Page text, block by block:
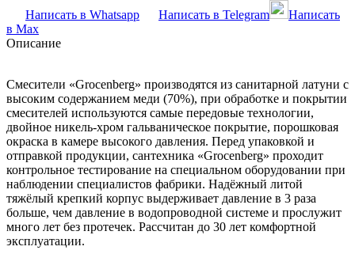
Написать в Whatsapp
Написать в Telegram
Написать
в Max
Описание
Смесители «Grocenberg» производятся из санитарной латуни с
высоким содержанием меди (70%), при обработке и покрытии
смесителей используются самые передовые технологии,
двойное никель-хром гальваническое покрытие, порошковая
окраска в камере высокого давления. Перед упаковкой и
отправкой продукции, сантехника «Grocenberg» проходит
контрольное тестирование на специальном оборудовании при
наблюдении специалистов фабрики. Надёжный литой
тяжёлый крепкий корпус выдерживает давление в 3 раза
больше, чем давление в водопроводной системе и прослужит
много лет без протечек. Рассчитан до 30 лет комфортной
эксплуатации.